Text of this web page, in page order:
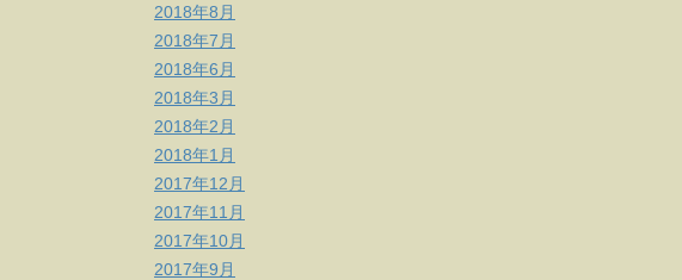
2018年8月
2018年7月
2018年6月
2018年3月
2018年2月
2018年1月
2017年12月
2017年11月
2017年10月
2017年9月